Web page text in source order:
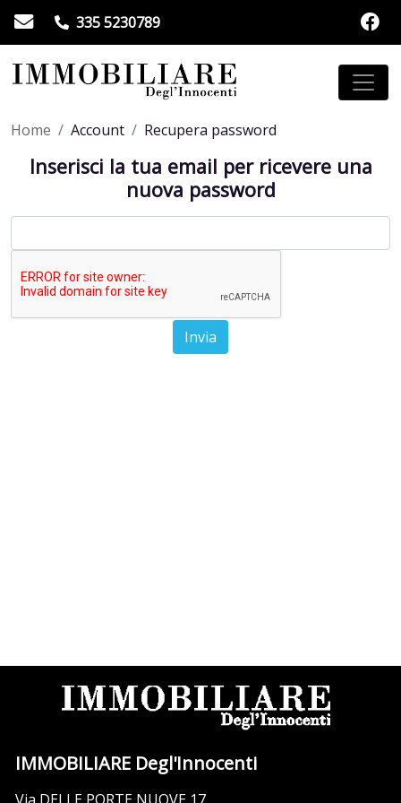
335 5230789
Home Account Recupera password
Inserisci la tua email per ricevere una
nuova password
IMMOBILIARE Degl'Innocenti
Via DELLE PORTE NUOVE 17